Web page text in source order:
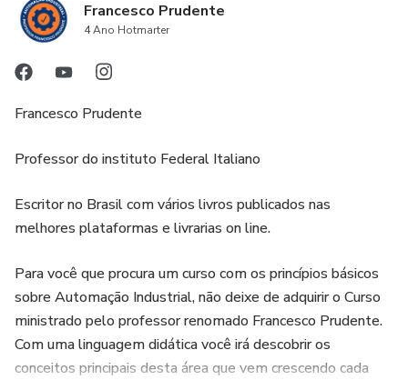
Francesco Prudente
4 Ano Hotmarter
Francesco Prudente
Professor do instituto Federal Italiano
Escritor no Brasil com vários livros publicados nas
melhores plataformas e livrarias on line.
Para você que procura um curso com os princípios básicos
sobre Automação Industrial, não deixe de adquirir o Curso
ministrado pelo professor renomado Francesco Prudente.
Com uma linguagem didática você irá descobrir os
conceitos principais desta área que vem crescendo cada